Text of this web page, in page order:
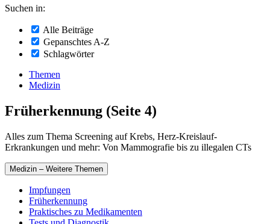
Suchen in:
Alle Beiträge
Gepanschtes A-Z
Schlagwörter
Themen
Medizin
Früherkennung (Seite 4)
Alles zum Thema Screening auf Krebs, Herz-Kreislauf-
Erkrankungen und mehr: Von Mammografie bis zu illegalen CTs
Medizin – Weitere Themen
Impfungen
Früherkennung
Praktisches zu Medikamenten